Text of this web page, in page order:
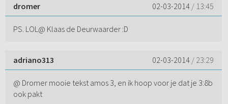
dromer 02-03-2014 / 13:45
PS. LOL@ Klaas de Deurwaarder :D
adriano313 02-03-2014 / 23:29
@ Dromer mooie tekst amos 3, en ik hoop voor je dat je 3:8b
ook pakt